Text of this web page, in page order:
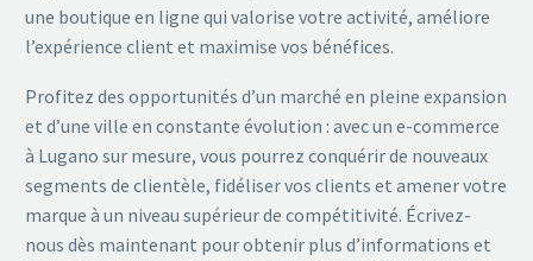
une boutique en ligne qui valorise votre activité, améliore
l’expérience client et maximise vos bénéfices.
Profitez des opportunités d’un marché en pleine expansion
et d’une ville en constante évolution : avec un e-commerce
à Lugano sur mesure, vous pourrez conquérir de nouveaux
segments de clientèle, fidéliser vos clients et amener votre
marque à un niveau supérieur de compétitivité. Écrivez-
nous dès maintenant pour obtenir plus d’informations et